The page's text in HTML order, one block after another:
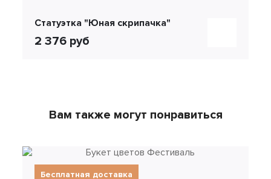
Статуэтка "Юная скрипачка"
2 376 руб
Вам также могут понравиться
Бесплатная доставка